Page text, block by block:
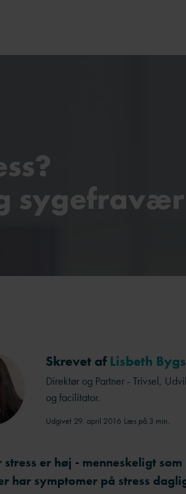
sygefravær
Skrevet af Lisbeth
Direktør og Partner - Trivsel,
og facilitator.
Udgivet 29. april 2016 Læs på 3 min.
stress er høj - menneskeligt
har symptomer på stress